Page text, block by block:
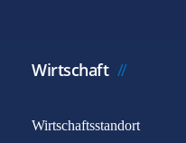
Wirtschaft
Wirtschaftsstandort